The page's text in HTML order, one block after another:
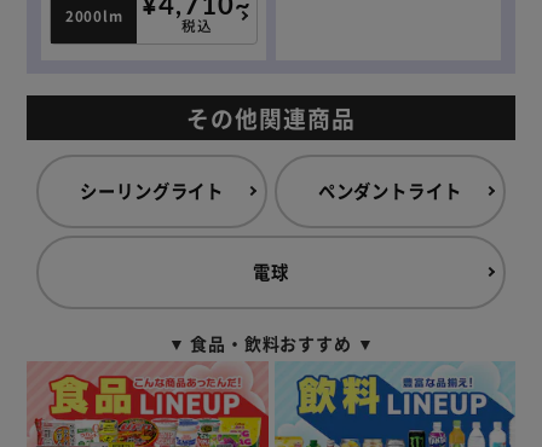
2000lm
税込
その他関連商品
シーリングライト ペンダントライト
電球
▼ 食品・飲料おすすめ ▼